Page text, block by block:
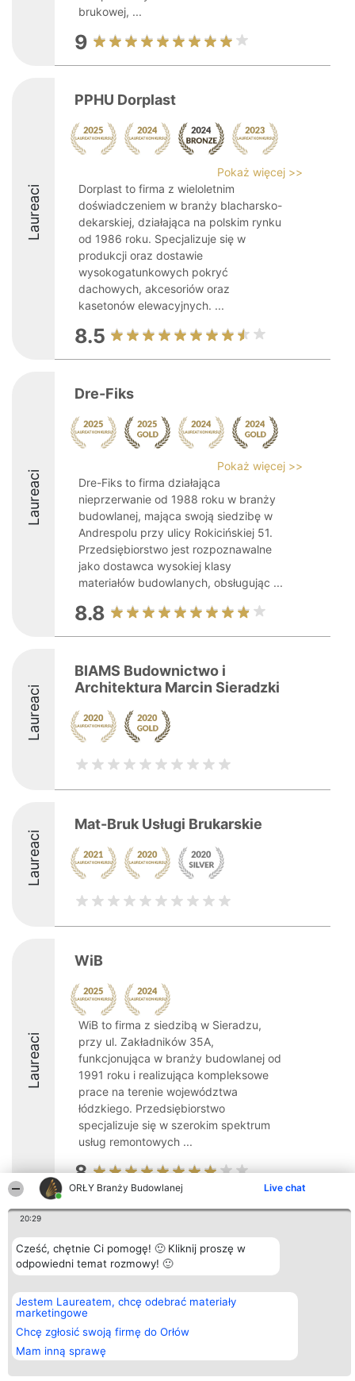
ORŁY Branży Budowlanej Live chat
20:29
Cześć, chętnie Ci pomogę! 🙂 Kliknij proszę w
odpowiedni temat rozmowy! 🙂
Jestem Laureatem, chcę odebrać materiały
marketingowe
Chcę zgłosić swoją firmę do Orłów
Mam inną sprawę
brukowej, ...
9
Laureaci
PPHU Dorplast
Pokaż więcej >>
Dorplast to firma z wieloletnim
doświadczeniem w branży blacharsko-
dekarskiej, działająca na polskim rynku
od 1986 roku. Specjalizuje się w
produkcji oraz dostawie
wysokogatunkowych pokryć
dachowych, akcesoriów oraz
kasetonów elewacyjnych. ...
8.5
Laureaci
Dre-Fiks
Pokaż więcej >>
Dre-Fiks to firma działająca
nieprzerwanie od 1988 roku w branży
budowlanej, mająca swoją siedzibę w
Andrespolu przy ulicy Rokicińskiej 51.
Przedsiębiorstwo jest rozpoznawalne
jako dostawca wysokiej klasy
materiałów budowlanych, obsługując ...
8.8
Laureaci
BIAMS Budownictwo i
Architektura Marcin Sieradzki
Laureaci
Mat-Bruk Usługi Brukarskie
Laureaci
WiB
WiB to firma z siedzibą w Sieradzu,
przy ul. Zakładników 35A,
funkcjonująca w branży budowlanej od
1991 roku i realizująca kompleksowe
prace na terenie województwa
łódzkiego. Przedsiębiorstwo
specjalizuje się w szerokim spektrum
usług remontowych ...
8
Bright Side Solutions sp. z o.
o. sp. k.
ul. Ruska 22
Wrocław 50-079
381313360 | NIP 8943132676
+48 508 492 400
Laureaci
Lista
wszystkich
Laureatów
Regulamin
Kontakt